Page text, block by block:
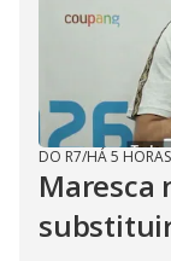
DO R7/HÁ 5 HORAS
Maresca